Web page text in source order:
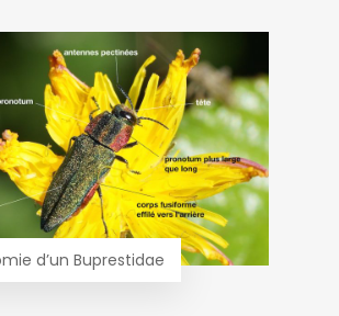
d’un Buprestidae